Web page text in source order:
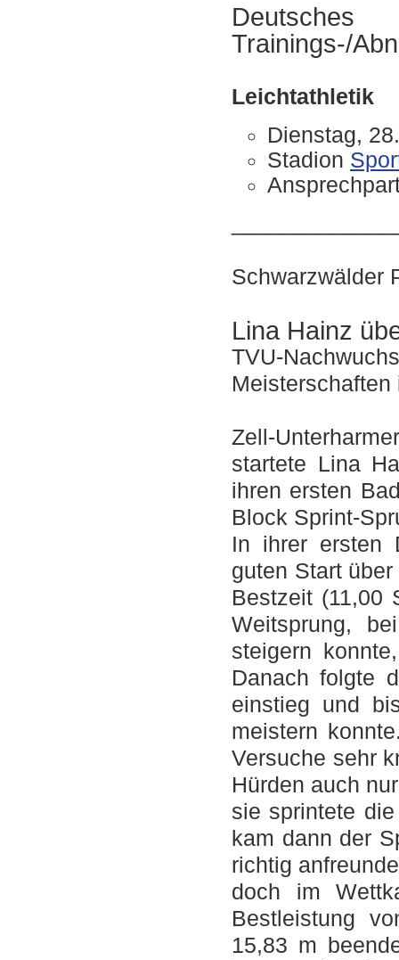
Trainings-/
Leichtathletik
Dienstag,
Stadion
Schwarzwälder
Lina Hainz
TVU-
Zell-
startete Lina
ihren ersten
Block Sprint-
In ihrer ersten
guten Start
Bestzeit (11,00
Weitsprung,
steigern
Danach folgte
einstieg und
meistern
Versuche sehr
Hürden auch
sie sprintete
kam dann der
richtig
doch im
Bestleistung
15,83 m